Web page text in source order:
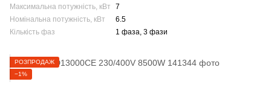
Максимальна потужність, кВт
7
Номінальна потужність, кВт
6.5
Кількість фаз
1 фаза, 3 фази
РОЗПРОДАЖ
−1%